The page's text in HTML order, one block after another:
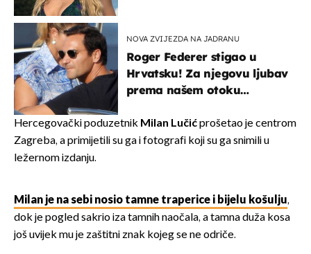
NOVA ZVIJEZDA NA JADRANU
Roger Federer stigao u
Hrvatsku! Za njegovu ljubav
prema našem otoku
Hrvat
Hercegovački poduzetnik Milan Lučićprošetao je centrom
Zagreba, a primijetili su ga i fotografi koji su ga snimili u
ležernom izdanju.
Milan je na sebi nosio tamne traperice i bijelu košulju,
dok je pogled sakrio iza tamnih naočala, a tamna duža kosa
još uvijek mu je zaštitni znak kojeg se ne odriče.